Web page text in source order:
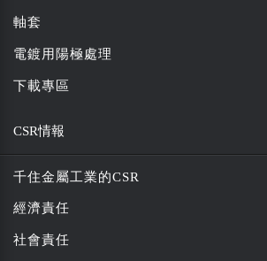
軸套
電鍍用陽極處理
下載專區
CSR情報
千住金屬工業的CSR
經濟責任
社會責任